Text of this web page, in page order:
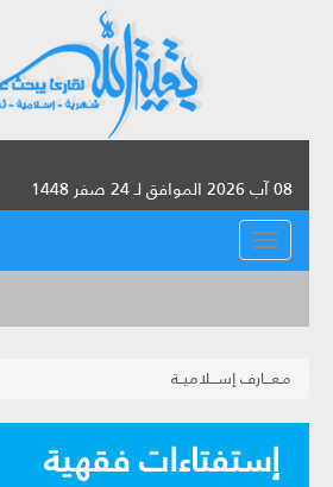
08 آب 2026 الموافق لـ 24 صفر 1448
القائمة
مـعـــارف إســـلاميــة
إستفتاءات فقهية